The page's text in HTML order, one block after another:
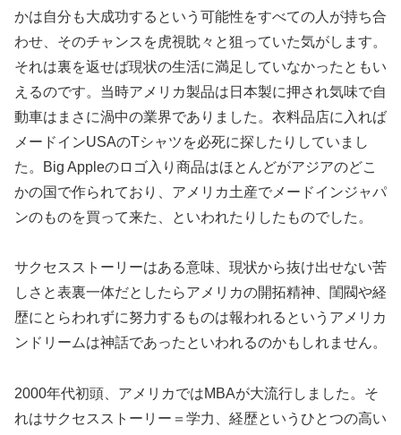
かは自分も大成功するという可能性をすべての人が持ち合
わせ、そのチャンスを虎視眈々と狙っていた気がします。
それは裏を返せば現状の生活に満足していなかったともい
えるのです。当時アメリカ製品は日本製に押され気味で自
動車はまさに渦中の業界でありました。衣料品店に入れば
メードインUSAのTシャツを必死に探したりしていまし
た。Big Appleのロゴ入り商品はほとんどがアジアのどこ
かの国で作られており、アメリカ土産でメードインジャパ
ンのものを買って来た、といわれたりしたものでした。
サクセスストーリーはある意味、現状から抜け出せない苦
しさと表裏一体だとしたらアメリカの開拓精神、閨閥や経
歴にとらわれずに努力するものは報われるというアメリカ
ンドリームは神話であったといわれるのかもしれません。
2000年代初頭、アメリカではMBAが大流行しました。そ
れはサクセスストーリー＝学力、経歴というひとつの高い